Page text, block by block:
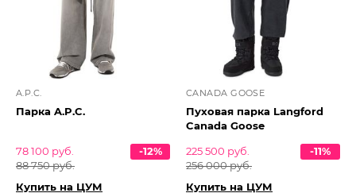
A.P.C.
Парка A.P.C.
78 100 руб.
88 750 руб.
-12%
Купить на ЦУМ
CANADA GOOSE
Пуховая парка Langford
Canada Goose
225 500 руб.
256 000 руб.
-11%
Купить на ЦУМ